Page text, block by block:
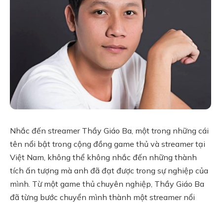
Nhắc đến streamer Thầy Giáo Ba, một trong những cái
tên nổi bật trong cộng đồng game thủ và streamer tại
Việt Nam, không thể không nhắc đến những thành
tích ấn tượng mà anh đã đạt được trong sự nghiệp của
mình. Từ một game thủ chuyên nghiệp, Thầy Giáo Ba
đã từng bước chuyển mình thành một streamer nổi